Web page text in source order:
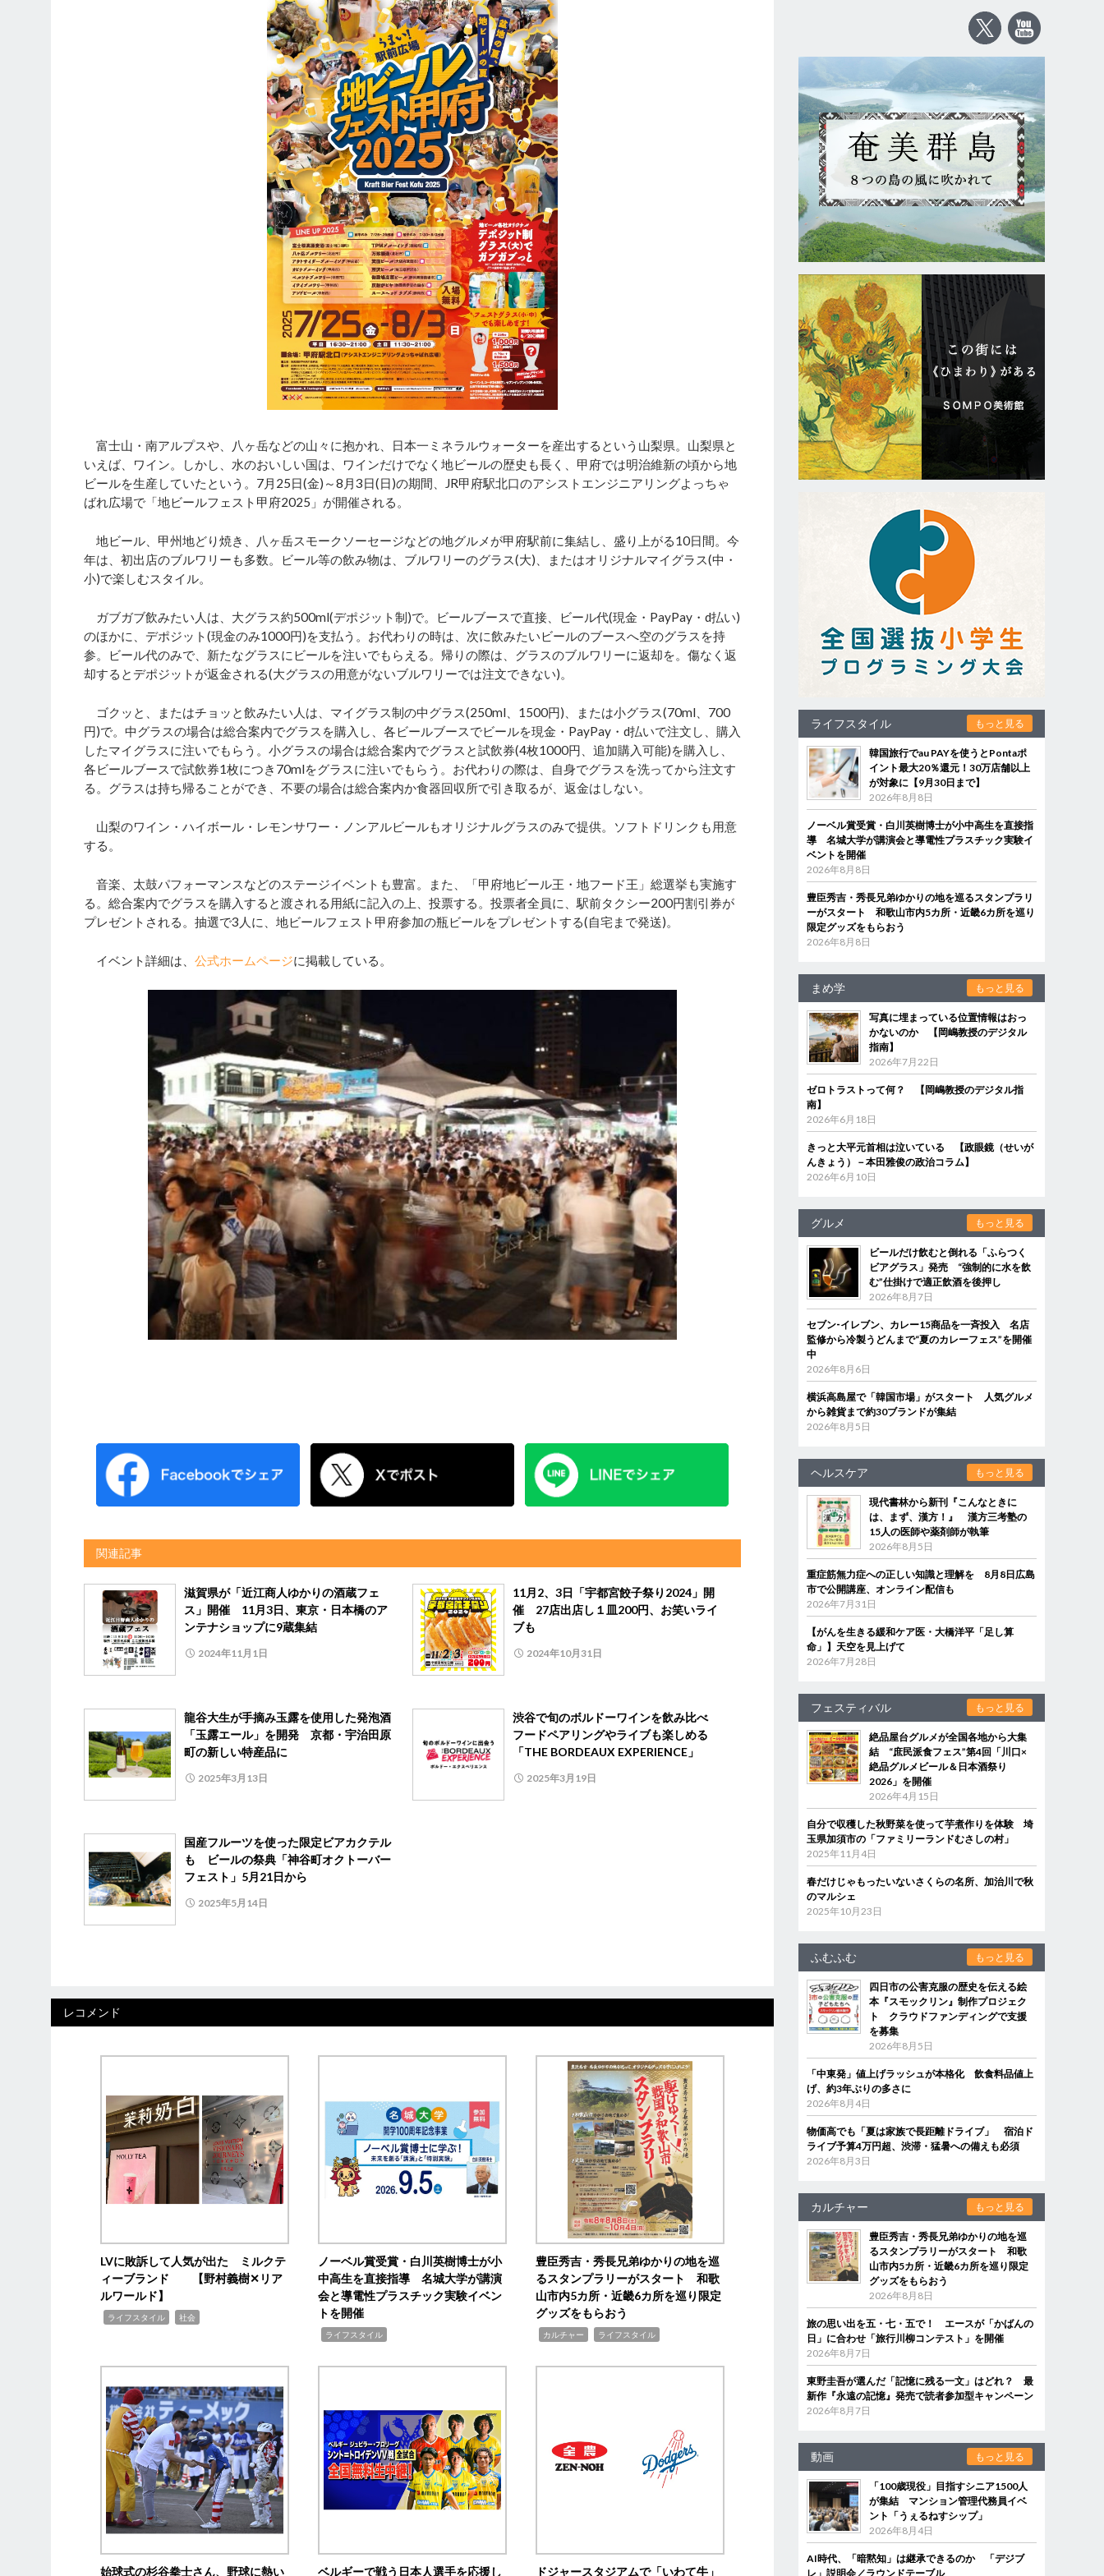
富士山・南アルプスや、八ヶ岳などの山々に抱かれ、日本一ミネラルウォーターを産出するという山梨県。山梨県と
いえば、ワイン。しかし、水のおいしい国は、ワインだけでなく地ビールの歴史も長く、甲府では明治維新の頃から地
ビールを生産していたという。7月25日(金)～8月3日(日)の期間、JR甲府駅北口のアシストエンジニアリングよっちゃ
ばれ広場で「地ビールフェスト甲府2025」が開催される。
地ビール、甲州地どり焼き、八ヶ岳スモークソーセージなどの地グルメが甲府駅前に集結し、盛り上がる10日間。今
年は、初出店のブルワリーも多数。ビール等の飲み物は、ブルワリーのグラス(大)、またはオリジナルマイグラス(中・
小)で楽しむスタイル。
ガブガブ飲みたい人は、大グラス約500ml(デポジット制)で。ビールブースで直接、ビール代(現金・PayPay・d払い)
のほかに、デポジット(現金のみ1000円)を支払う。お代わりの時は、次に飲みたいビールのブースへ空のグラスを持
参。ビール代のみで、新たなグラスにビールを注いでもらえる。帰りの際は、グラスのブルワリーに返却を。傷なく返
却するとデポジットが返金される(大グラスの用意がないブルワリーでは注文できない)。
ゴクッと、またはチョッと飲みたい人は、マイグラス制の中グラス(250ml、1500円)、または小グラス(70ml、700
円)で。中グラスの場合は総合案内でグラスを購入し、各ビールブースでビールを現金・PayPay・d払いで注文し、購入
したマイグラスに注いでもらう。小グラスの場合は総合案内でグラスと試飲券(4枚1000円、追加購入可能)を購入し、
各ビールブースで試飲券1枚につき70mlをグラスに注いでもらう。お代わりの際は、自身でグラスを洗ってから注文す
る。グラスは持ち帰ることができ、不要の場合は総合案内か食器回収所で引き取るが、返金はしない。
山梨のワイン・ハイボール・レモンサワー・ノンアルビールもオリジナルグラスのみで提供。ソフトドリンクも用意
する。
音楽、太鼓パフォーマンスなどのステージイベントも豊富。また、「甲府地ビール王・地フード王」総選挙も実施す
る。総合案内でグラスを購入すると渡される用紙に記入の上、投票する。投票者全員に、駅前タクシー200円割引券が
プレゼントされる。抽選で3人に、地ビールフェスト甲府参加の瓶ビールをプレゼントする(自宅まで発送)。
イベント詳細は、 公式ホームページに掲載している。
関連記事
滋賀県が「近江商人ゆかりの酒蔵フェ
ス」開催 11月3日、東京・日本橋のア
ンテナショップに9蔵集結
2024年11月1日
11月2、3日「宇都宮餃子祭り2024」開
催 27店出店し１皿200円、お笑いライ
ブも
2024年10月31日
龍谷大生が手摘み玉露を使用した発泡酒
「玉露エール」を開発 京都・宇治田原
町の新しい特産品に
2025年3月13日
渋谷で旬のボルドーワインを飲み比べ
フードペアリングやライブも楽しめる
「THE BORDEAUX EXPERIENCE」
2025年3月19日
国産フルーツを使った限定ビアカクテル
も ビールの祭典「神谷町オクトーバー
フェスト」5月21日から
2025年5月14日
レコメンド
LVに敗訴して人気が出た ミルクテ
ィーブランド 【野村義樹✕リア
ルワールド】
ライフスタイル 社会
ノーベル賞受賞・白川英樹博士が小
中高生を直接指導 名城大学が講演
会と導電性プラスチック実験イベン
トを開催
ライフスタイル
豊臣秀吉・秀長兄弟ゆかりの地を巡
るスタンプラリーがスタート 和歌
山市内5カ所・近畿6カ所を巡り限定
グッズをもらおう
カルチャー ライフスタイル
始球式の杉谷拳士さん、野球に熱い ベルギーで戦う日本人選手を応援し ドジャースタジアムで「いわて牛」
ライフスタイル もっと見る
韓国旅行でau PAYを使うとPontaポ
イント最大20％還元！30万店舗以上
が対象に【9月30日まで】
2026年8月8日
ノーベル賞受賞・白川英樹博士が小中高生を直接指
導 名城大学が講演会と導電性プラスチック実験イ
ベントを開催
2026年8月8日
豊臣秀吉・秀長兄弟ゆかりの地を巡るスタンプラリ
ーがスタート 和歌山市内5カ所・近畿6カ所を巡り
限定グッズをもらおう
2026年8月8日
まめ学 もっと見る
写真に埋まっている位置情報はおっ
かないのか 【岡嶋教授のデジタル
指南】
2026年7月22日
ゼロトラストって何？ 【岡嶋教授のデジタル指
南】
2026年6月18日
きっと大平元首相は泣いている 【政眼鏡（せいが
んきょう）－本田雅俊の政治コラム】
2026年6月10日
グルメ もっと見る
ビールだけ飲むと倒れる「ふらつく
ビアグラス」発売 “強制的に水を飲
む”仕掛けで適正飲酒を後押し
2026年8月7日
セブン‐イレブン、カレー15商品を一斉投入 名店
監修から冷製うどんまで“夏のカレーフェス”を開催
中
2026年8月6日
横浜高島屋で「韓国市場」がスタート 人気グルメ
から雑貨まで約30ブランドが集結
2026年8月5日
ヘルスケア もっと見る
現代書林から新刊『こんなときに
は、まず、漢方！』 漢方三考塾の
15人の医師や薬剤師が執筆
2026年8月5日
重症筋無力症への正しい知識と理解を 8月8日広島
市で公開講座、オンライン配信も
2026年7月31日
【がんを生きる緩和ケア医・大橋洋平「足し算
命」】天空を見上げて
2026年7月28日
フェスティバル もっと見る
絶品屋台グルメが全国各地から大集
結 “庶民派食フェス”第4回「川口×
絶品グルメビール＆日本酒祭り
2026」を開催
2026年4月15日
自分で収穫した秋野菜を使って芋煮作りを体験 埼
玉県加須市の「ファミリーランドむさしの村」
2025年11月4日
春だけじゃもったいないさくらの名所、加治川で秋
のマルシェ
2025年10月23日
ふむふむ もっと見る
四日市の公害克服の歴史を伝える絵
本『スモックリン』制作プロジェク
ト クラウドファンディングで支援
を募集
2026年8月5日
「中東発」値上げラッシュが本格化 飲食料品値上
げ、約3年ぶりの多さに
2026年8月4日
物価高でも「夏は家族で長距離ドライブ」 宿泊ド
ライブ予算4万円超、渋滞・猛暑への備えも必須
2026年8月3日
カルチャー もっと見る
豊臣秀吉・秀長兄弟ゆかりの地を巡
るスタンプラリーがスタート 和歌
山市内5カ所・近畿6カ所を巡り限定
グッズをもらおう
2026年8月8日
旅の思い出を五・七・五で！ エースが「かばんの
日」に合わせ「旅行川柳コンテスト」を開催
2026年8月7日
東野圭吾が選んだ「記憶に残る一文」はどれ？ 最
新作『永遠の記憶』発売で読者参加型キャンペーン
2026年8月7日
動画 もっと見る
「100歳現役」目指すシニア1500人
が集結 マンション管理代務員イベ
ント「うぇるねすシップ」
2026年8月4日
AI時代、「暗黙知」は継承できるのか 「デジブ
レ」説明会／ラウンドテーブル